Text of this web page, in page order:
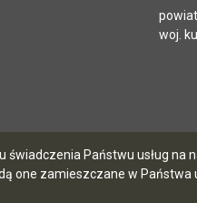
świadczenia Państwu usług
one zamieszczane w
woj.